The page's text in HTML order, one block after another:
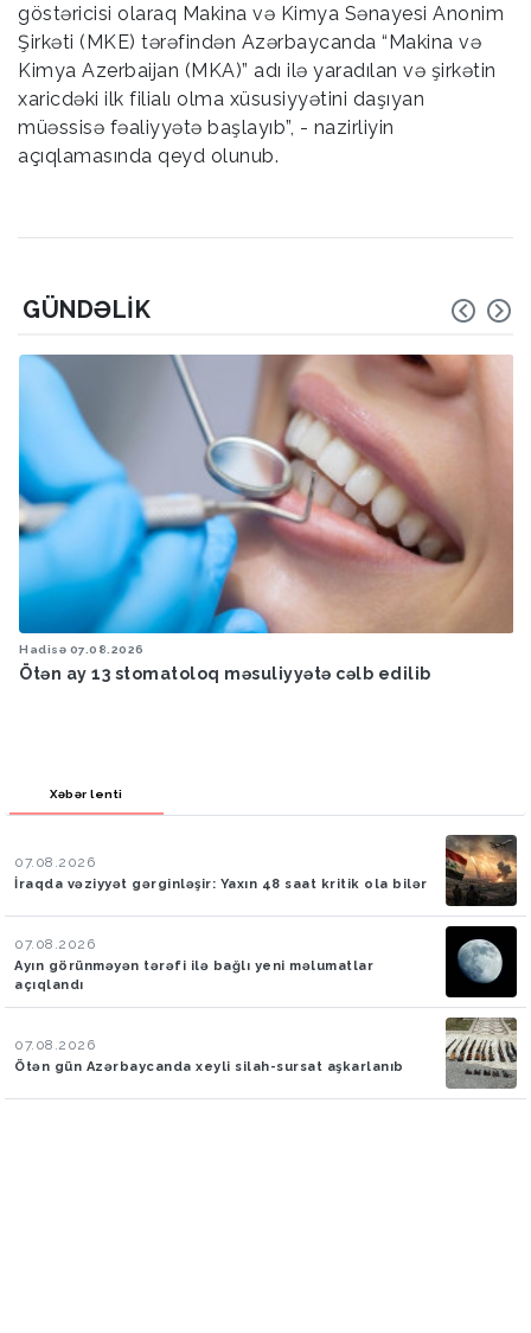
göstəricisi olaraq Makina və Kimya Sənayesi Anonim
Şirkəti (MKE) tərəfindən Azərbaycanda “Makina və
Kimya Azerbaijan (MKA)” adı ilə yaradılan və şirkətin
xaricdəki ilk filialı olma xüsusiyyətini daşıyan
müəssisə fəaliyyətə başlayıb”, - nazirliyin
açıqlamasında qeyd olunub.
GÜNDƏLIK
Hadisə 07.08.2026
Ötən ay 13 stomatoloq məsuliyyətə cəlb edilib
Xəbər lenti
07.08.2026
İraqda vəziyyət gərginləşir: Yaxın 48 saat kritik ola bilər
07.08.2026
Ayın görünməyən tərəfi ilə bağlı yeni məlumatlar
açıqlandı
07.08.2026
Ötən gün Azərbaycanda xeyli silah-sursat aşkarlanıb